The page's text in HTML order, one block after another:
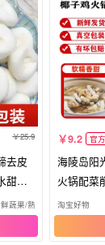
25.9
去皮
甜品
蔬果/熟食
9.2 官
海陵岛阳
火锅配菜
食材
淘宝好物